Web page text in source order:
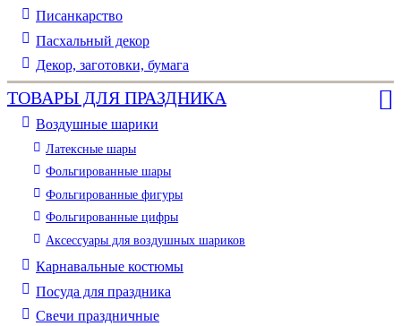
Писанкарство
Пасхальный декор
Декор, заготовки, бумага
ТОВАРЫ ДЛЯ ПРАЗДНИКА
Воздушные шарики
Латексные шары
Фольгированные шары
Фольгированные фигуры
Фольгированные цифры
Аксессуары для воздушных шариков
Карнавальные костюмы
Посуда для праздника
Свечи праздничные